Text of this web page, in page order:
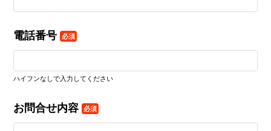
電話番号 必須
ハイフンなしで入力してください
お問合せ内容 必須